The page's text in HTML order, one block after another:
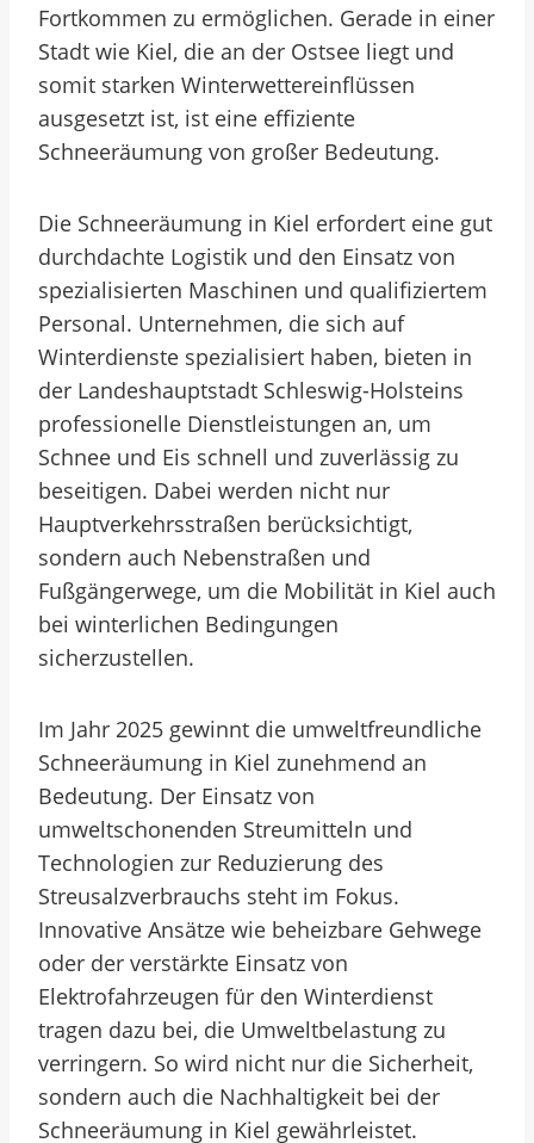
Fortkommen zu ermöglichen. Gerade in einer
Stadt wie Kiel, die an der Ostsee liegt und
somit starken Winterwettereinflüssen
ausgesetzt ist, ist eine effiziente
Schneeräumung von großer Bedeutung.
Die Schneeräumung in Kiel erfordert eine gut
durchdachte Logistik und den Einsatz von
spezialisierten Maschinen und qualifiziertem
Personal. Unternehmen, die sich auf
Winterdienste spezialisiert haben, bieten in
der Landeshauptstadt Schleswig-Holsteins
professionelle Dienstleistungen an, um
Schnee und Eis schnell und zuverlässig zu
beseitigen. Dabei werden nicht nur
Hauptverkehrsstraßen berücksichtigt,
sondern auch Nebenstraßen und
Fußgängerwege, um die Mobilität in Kiel auch
bei winterlichen Bedingungen
sicherzustellen.
Im Jahr 2025 gewinnt die umweltfreundliche
Schneeräumung in Kiel zunehmend an
Bedeutung. Der Einsatz von
umweltschonenden Streumitteln und
Technologien zur Reduzierung des
Streusalzverbrauchs steht im Fokus.
Innovative Ansätze wie beheizbare Gehwege
oder der verstärkte Einsatz von
Elektrofahrzeugen für den Winterdienst
tragen dazu bei, die Umweltbelastung zu
verringern. So wird nicht nur die Sicherheit,
sondern auch die Nachhaltigkeit bei der
Schneeräumung in Kiel gewährleistet.